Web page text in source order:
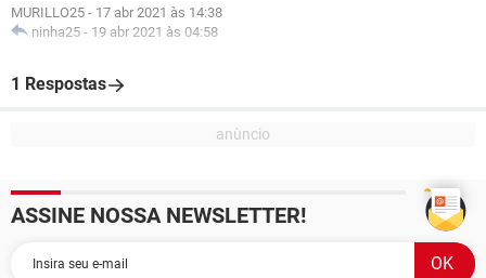
MURILLO25 - 17 abr 2021 às 14:38
ninha25 - 19 abr 2021 às 04:58
1 Respostas
ASSINE NOSSA NEWSLETTER!